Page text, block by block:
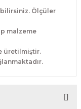
Ölçüler
malzeme
üretilmiştir.